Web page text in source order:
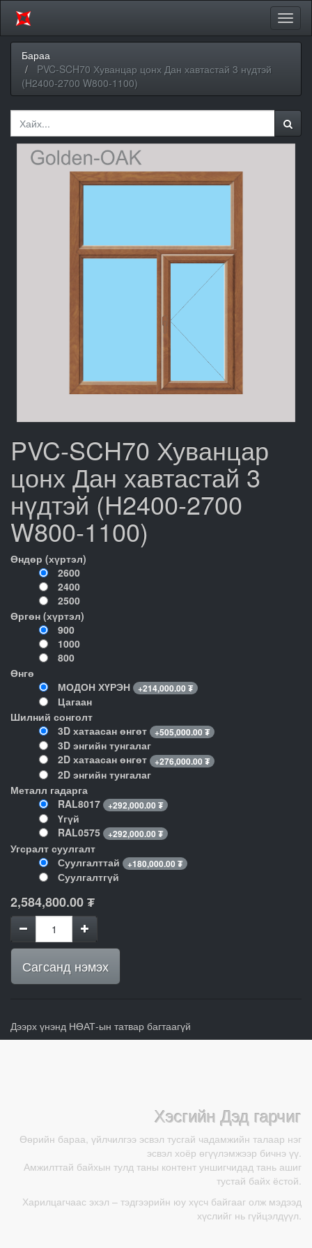
Бараа
PVC-SCH70 Хуванцар цонх Дан хавтастай 3 нүдтэй
(H2400-2700 W800-1100)
PVC-SCH70 Хуванцар
цонх Дан хавтастай 3
нүдтэй (H2400-2700
W800-1100)
Өндөр (хүртэл)
2600
2400
2500
Өргөн (хүртэл)
900
1000
800
Өнгө
МОДОН ХҮРЭН
+214,000.00 ₮
Цагаан
Шилний сонголт
3D хатаасан өнгөт
+505,000.00 ₮
3D энгийн тунгалаг
2D хатаасан өнгөт
+276,000.00 ₮
2D энгийн тунгалаг
Металл гадарга
RAL8017
+292,000.00 ₮
Үгүй
RAL0575
+292,000.00 ₮
Угсралт суулгалт
Суулгалттай
+180,000.00 ₮
Суулгалтгүй
2,584,800.00₮
Сагсанд нэмэх
Дээрх үнэнд НӨАТ-ын татвар багтаагүй
Хэсгийн Дэд гарчиг
Өөрийн бараа, үйлчилгээ эсвэл тусгай чадамжийн талаар нэг
эсвэл хоёр өгүүлэмжээр бичнэ үү.
Амжилттай байхын тулд таны контент уншигчидад тань ашиг
тустай байх ёстой.
Харилцагчаас эхэл – тэдгээрийн юу хүсч байгааг олж мэдээд
хүслийг нь гүйцэлдүүл.